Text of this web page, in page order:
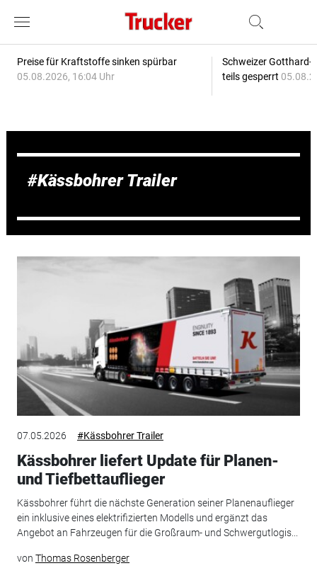
Preise für Kraftstoffe sinken spürbar
05.08.2026, 16:04 Uhr
Schweizer Gotthard-
teils gesperrt
Kässbohrer Trailer
07.05.2026 #Kässbohrer Trailer
Kässbohrer liefert Update für Planen-
und Tiefbettauflieger
Kässbohrer führt die nächste Generation seiner Planenauflieger
ein inklusive eines elektrifizierten Modells und ergänzt das
Angebot an Fahrzeugen für die Großraum- und Schwergutlogis...
von Thomas Rosenberger